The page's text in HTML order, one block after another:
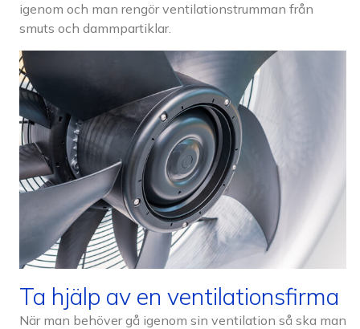
igenom och man rengör ventilationstrumman från
smuts och dammpartiklar.
Ta hjälp av en ventilationsfirma
När man behöver gå igenom sin ventilation så ska man